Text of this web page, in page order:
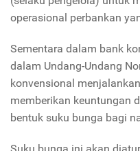
operasional perbankan
Sementara dalam bank
dalam Undang-Undang
konvensional
memberikan keuntungan
bentuk suku bunga bagi
Suku bunga ini akan